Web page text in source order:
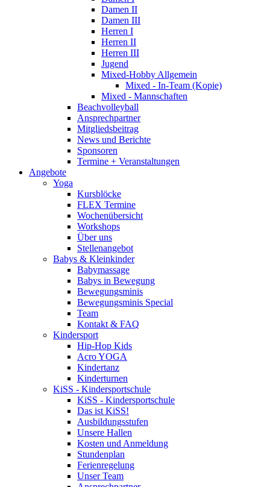
Damen II
Damen III
Herren I
Herren II
Herren III
Jugend
Mixed-Hobby Allgemein
Mixed - In-Team (Kopie)
Mixed - Mannschaften
Beachvolleyball
Ansprechpartner
Mitgliedsbeitrag
News und Berichte
Sponsoren
Termine + Veranstaltungen
Angebote
Yoga
Kursblöcke
FLEX Termine
Wochenübersicht
Workshops
Über uns
Stellenangebot
Babys & Kleinkinder
Babymassage
Babys in Bewegung
Bewegungsminis
Bewegungsminis Special
Team
Kontakt & FAQ
Kindersport
Hip-Hop Kids
Acro YOGA
Kindertanz
Kinderturnen
KiSS - Kindersportschule
KiSS - Kindersportschule
Das ist KiSS!
Ausbildungsstufen
Unsere Hallen
Kosten und Anmeldung
Stundenplan
Ferienregelung
Unser Team